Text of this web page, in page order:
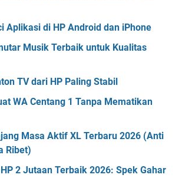
Aplikasi di HP Android dan iPhone
Musik Terbaik untuk Kualitas
TV dari HP Paling Stabil
WA Centang 1 Tanpa Mematikan
Masa Aktif XL Terbaru 2026 (Anti
Ribet)
2 Jutaan Terbaik 2026: Spek Gahar